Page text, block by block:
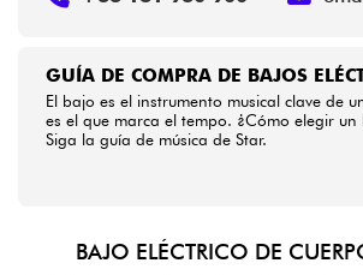
GUÍA DE COMPRA DE BAJOS
El bajo es el instrumento musical clave de
es el que marca el tempo. ¿Cómo elegir un
Siga la guía de música de Star.
BAJO ELÉCTRICO DE